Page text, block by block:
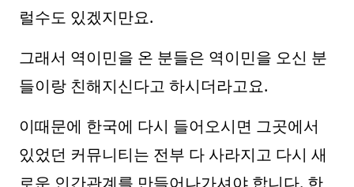
럴수도 있겠지만요.
그래서 역이민을 온 분들은 역이민을 오신 분
들이랑 친해지신다고 하시더라고요.
이때문에 한국에 다시 들어오시면 그곳에서
있었던 커뮤니티는 전부 다 사라지고 다시 새
로운 인간관계를 만들어나가셔야 합니다. 한